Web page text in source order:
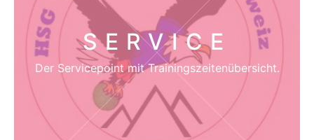
SERVICE
Der Servicepoint mit Trainingszeitenübersicht.